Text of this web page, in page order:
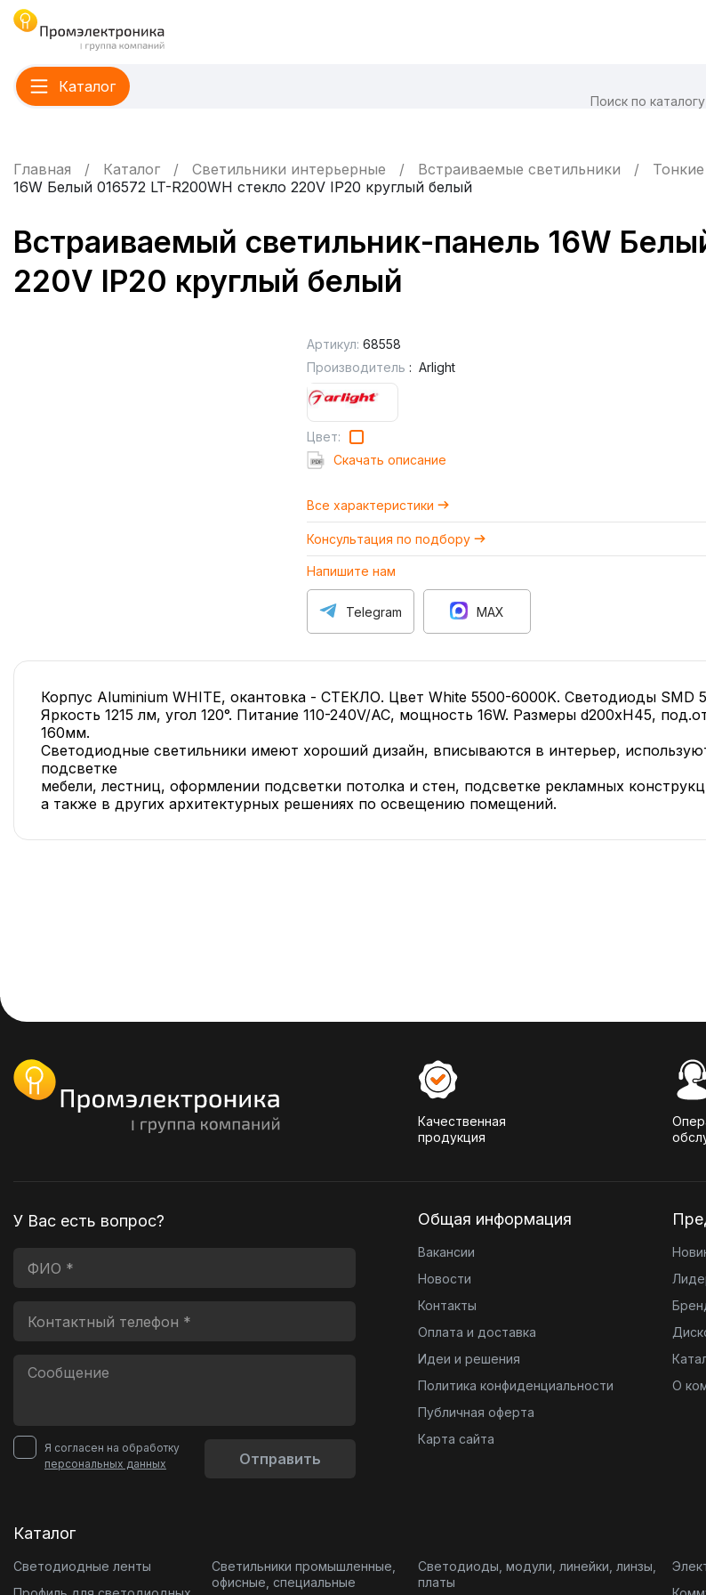
Каталог
Главная Каталог Светильники интерьерные Встраиваемые светильники
16W Белый 016572 LT-R200WH стекло 220V IP20 круглый белый
Встраиваемый светильник-панель 16W
220V IP20 круглый белый
Артикул: 68558
Производитель : Arlight
Цвет:
Cкачать описание
Все характеристики
Консультация по подбору
Напишите нам
Telegram MAX
Корпус Aluminium WHITE, окантовка - СТЕКЛО. Цвет White 5500-6000K. Светодиоды SMD
Яркость 1215 лм, угол 120°. Питание 110-240V/AC, мощность 16W. Размеры d200xH45,
160мм.
Светодиодные светильники имеют хороший дизайн, вписываются в интерьер,
подсветке
мебели, лестниц, оформлении подсветки потолка и стен, подсветке рекламных
а также в других архитектурных решениях по освещению помещений.
Качественная
продукция
У Вас есть вопрос?
Я согласен на обработку
персональных данных
Отправить
Общая информация
Вакансии
Новости
Контакты
Оплата и доставка
Идеи и решения
Политика конфиденциальности
Публичная оферта
Карта сайта
О
Каталог
Светодиодные ленты
Светильники промышленные,
офисные, специальные
Светодиоды, модули, линейки, линзы,
платы